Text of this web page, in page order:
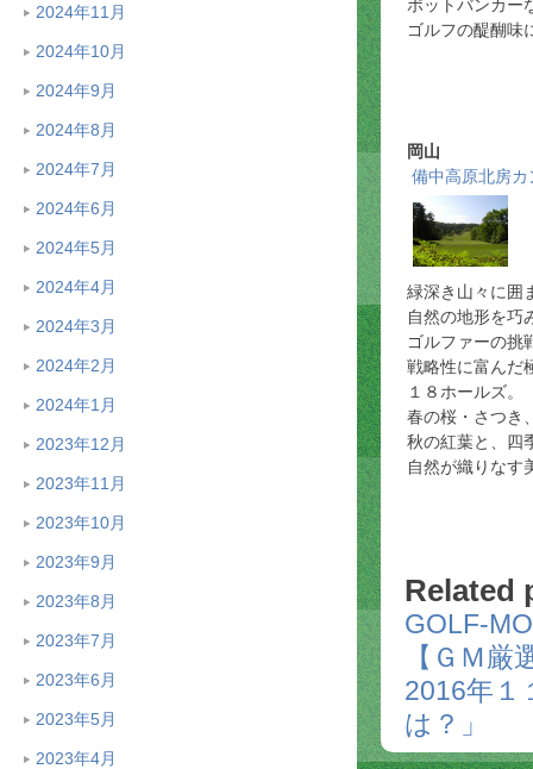
2024年11月
2024年10月
2024年9月
2024年8月
2024年7月
2024年6月
2024年5月
2024年4月
2024年3月
2024年2月
2024年1月
2023年12月
2023年11月
2023年10月
2023年9月
2023年8月
2023年7月
2023年6月
2023年5月
2023年4月
ポットバンカー
ゴルフの醍醐味
岡山
備中高原北房
緑深き山々に囲
自然の地形を巧
ゴルファーの挑
戦略性に富んだ
１８ホールズ。
春の桜・さつき
秋の紅葉と、四
自然が織りなす
Related
GOLF-
【ＧＭ
2016年１
は？」